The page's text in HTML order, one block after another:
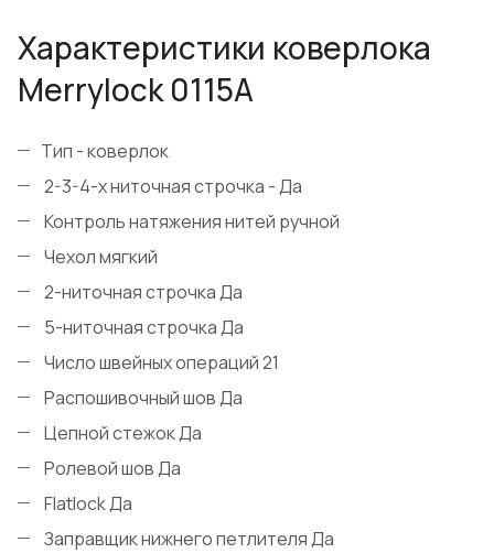
Характеристики коверлока
Merrylock 0115A
Тип - коверлок
2-3-4-х ниточная строчка - Да
Контроль натяжения нитей ручной
Чехол мягкий
2-ниточная строчка Да
5-ниточная строчка Да
Число швейных операций 21
Распошивочный шов Да
Цепной стежок Да
Ролевой шов Да
Flatlock Да
Заправщик нижнего петлителя Да